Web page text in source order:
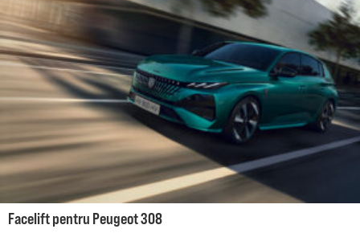
Facelift pentru Peugeot 308